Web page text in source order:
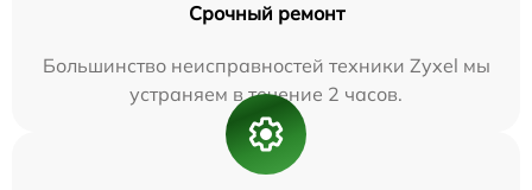
Срочный ремонт
Большинство неисправностей техники Zyxel мы
устраняем в течение 2 часов.